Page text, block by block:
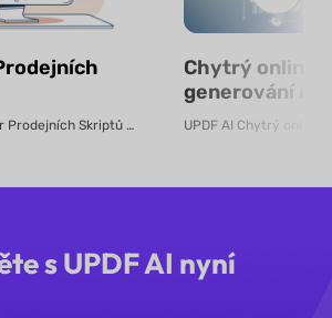
UPDF AI Generátor Prodejních Skriptů UPDF AI převádí produktové PDF...
Chytrý online
generování
pomocí AI –
s UPDF AI nyní